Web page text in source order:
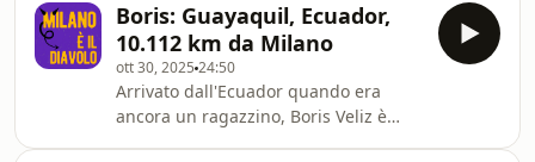
racconto, si mescolano l'ottimismo di
chi vede sempre il lato positivo della
vita e la solitudine dello straniero in
una grande città, così diversa
culturalmente da quella d'origine. Un
grazie speciale a Refugees Welcome
Boris: Guayaquil, Ecuador,
10.112 km da Milano
ott 30, 2025 24:50
Arrivato dall'Ecuador quando era
ancora un ragazzino, Boris Veliz è